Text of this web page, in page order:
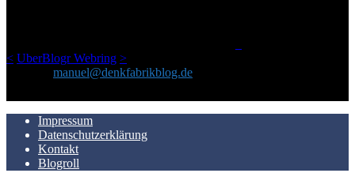
< UberBlogr Webring >
manuel@denkfabrikblog.de
Impressum
Datenschutzerklärung
Kontakt
Blogroll